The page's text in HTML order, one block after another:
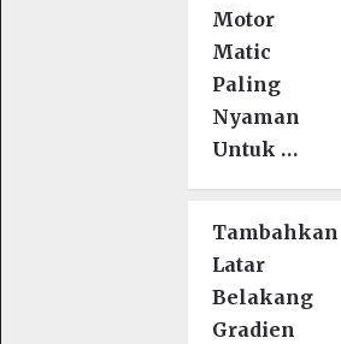
Motor
Matic
Paling
Nyaman
Untuk …
Tambahkan
Latar
Belakang
Gradien